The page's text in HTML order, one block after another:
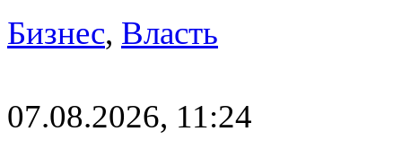
Бизнес, Власть
07.08.2026, 11:24